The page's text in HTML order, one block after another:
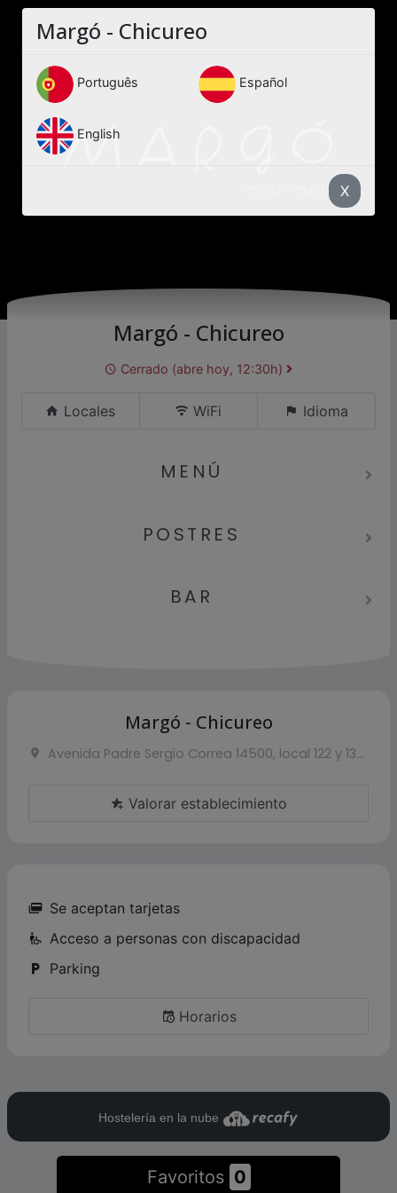
Margó - Chicureo
Cerrado (abre hoy, 12:30h)
Locales WiFi Idioma
MENÚ
POSTRES
BAR
Margó - Chicureo
Avenida Padre Sergio Correa 14500, local 122 y 130, Chicureo, Colina, Chile
Valorar establecimiento
Se aceptan tarjetas
Acceso a personas con discapacidad
Parking
Horarios
Hostelería en la nube
Favoritos 0
Margó - Chicureo
Português Español
English
X